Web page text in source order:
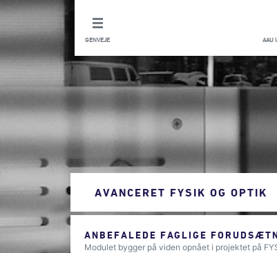
GENVEJE AAU
AVANCERET FYSIK OG OPTIK
ANBEFALEDE FAGLIGE
Modulet bygger på viden opnået i projektet på